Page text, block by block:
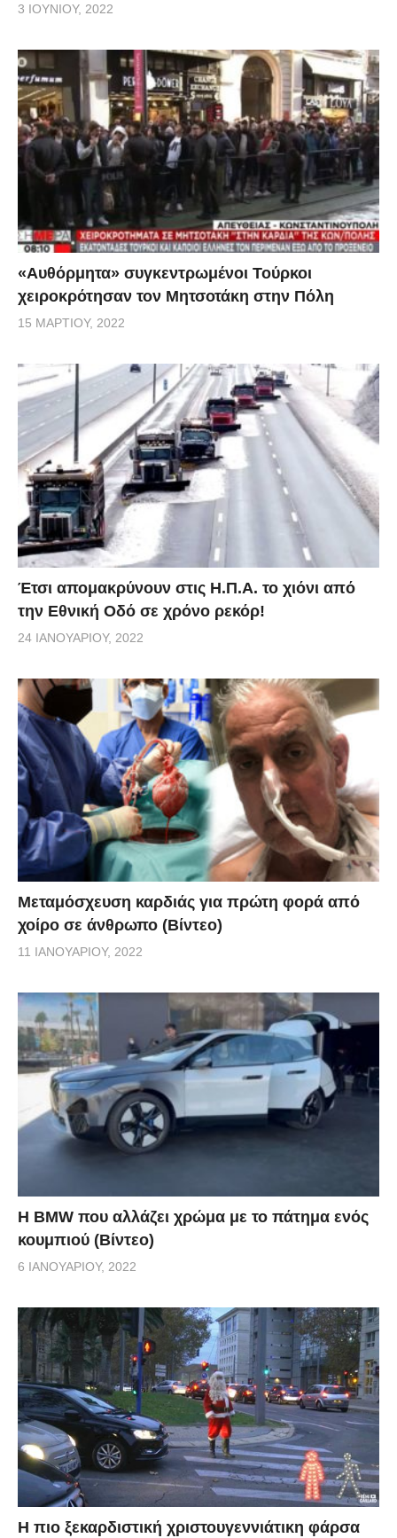
3 ΙΟΥΝΊΟΥ, 2022
«Αυθόρμητα» συγκεντρωμένοι Τούρκοι
χειροκρότησαν τον Μητσοτάκη στην Πόλη
15 ΜΑΡΤΊΟΥ, 2022
Έτσι απομακρύνουν στις Η.Π.Α. το χιόνι από
την Εθνική Οδό σε χρόνο ρεκόρ!
24 ΙΑΝΟΥΑΡΊΟΥ, 2022
Μεταμόσχευση καρδιάς για πρώτη φορά από
χοίρο σε άνθρωπο (Βίντεο)
11 ΙΑΝΟΥΑΡΊΟΥ, 2022
Η BMW που αλλάζει χρώμα με το πάτημα ενός
κουμπιού (Βίντεο)
6 ΙΑΝΟΥΑΡΊΟΥ, 2022
Η πιο ξεκαρδιστική χριστουγεννιάτικη φάρσα